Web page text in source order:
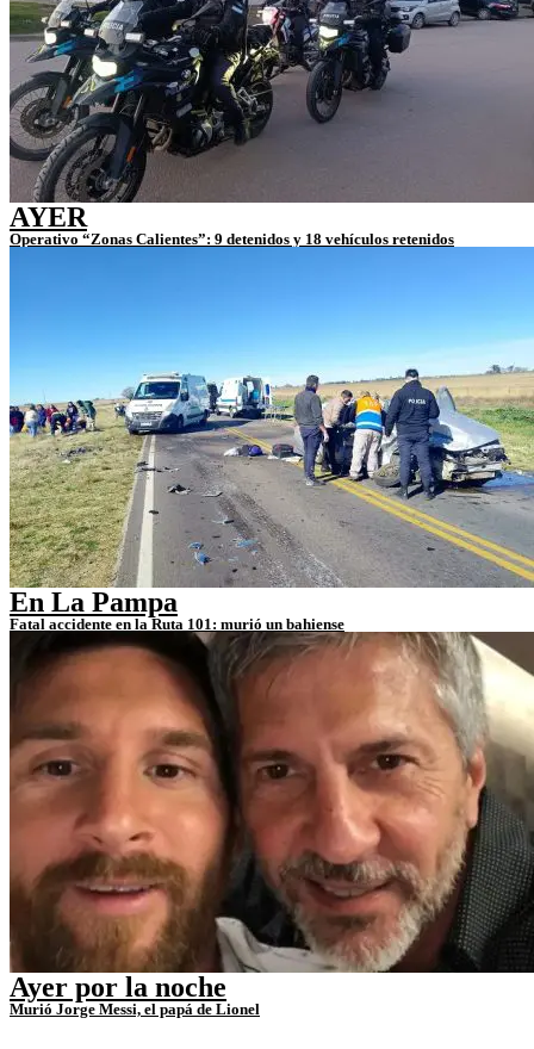
AYER
Operativo “Zonas Calientes”: 9 detenidos y 18 vehículos retenidos
En La Pampa
Fatal accidente en la Ruta 101: murió un bahiense
Ayer por la noche
Murió Jorge Messi, el papá de Lionel